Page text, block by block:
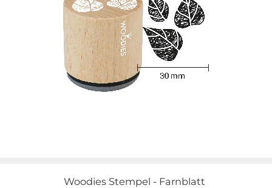
Woodies Stempel - Farnblatt